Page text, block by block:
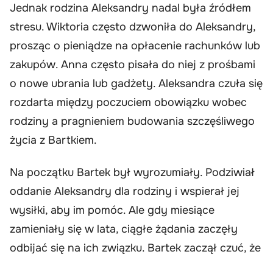
Jednak rodzina Aleksandry nadal była źródłem
stresu. Wiktoria często dzwoniła do Aleksandry,
prosząc o pieniądze na opłacenie rachunków lub
zakupów. Anna często pisała do niej z prośbami
o nowe ubrania lub gadżety. Aleksandra czuła się
rozdarta między poczuciem obowiązku wobec
rodziny a pragnieniem budowania szczęśliwego
życia z Bartkiem.
Na początku Bartek był wyrozumiały. Podziwiał
oddanie Aleksandry dla rodziny i wspierał jej
wysiłki, aby im pomóc. Ale gdy miesiące
zamieniały się w lata, ciągłe żądania zaczęły
odbijać się na ich związku. Bartek zaczął czuć, że